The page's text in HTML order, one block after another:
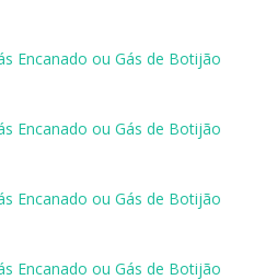
Encanado ou Gás de Botijão
Encanado ou Gás de Botijão
Encanado ou Gás de Botijão
Encanado ou Gás de Botijão